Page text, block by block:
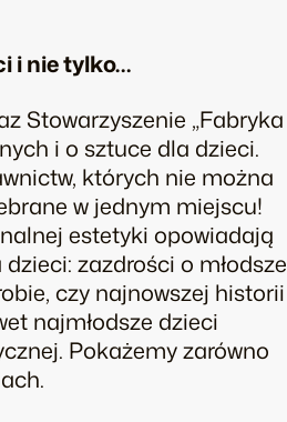
i nie tylko…
Stowarzyszenie „Fabryka
i o sztuce dla dzieci.
których nie można
w jednym miejscu!
estetyki opowiadają
zazdrości o młodsze
czy najnowszej historii
najmłodsze dzieci
Pokażemy zarówno